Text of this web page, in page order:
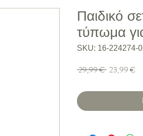
Παιδικό
τύπωμα
SKU: 16-224274-0
29,99 € Κανονική τιμή
23,99 €